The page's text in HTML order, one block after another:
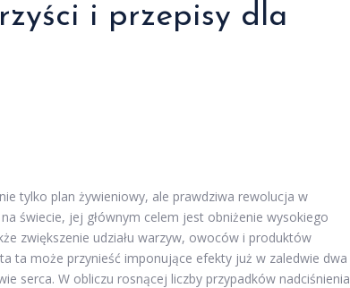
i przepisy dla
tylko plan żywieniowy, ale prawdziwa rewolucja w
świecie, jej głównym celem jest obniżenie wysokiego
zwiększenie udziału warzyw, owoców i produktów
ta może przynieść imponujące efekty już w zaledwie dwa
serca. W obliczu rosnącej liczby przypadków nadciśnienia